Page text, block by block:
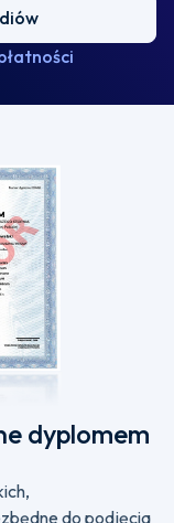
dyplomem
do podjęcia